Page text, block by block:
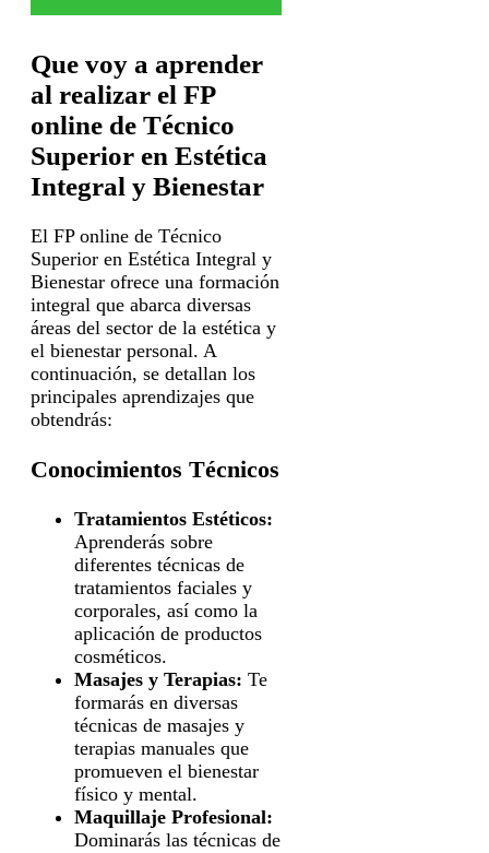
Que voy a aprender
al realizar el FP
online de Técnico
Superior en Estética
Integral y Bienestar
El FP online de Técnico
Superior en Estética Integral y
Bienestar ofrece una formación
integral que abarca diversas
áreas del sector de la estética y
el bienestar personal. A
continuación, se detallan los
principales aprendizajes que
obtendrás:
Conocimientos Técnicos
Tratamientos Estéticos:
Aprenderás sobre
diferentes técnicas de
tratamientos faciales y
corporales, así como la
aplicación de productos
cosméticos.
Masajes y Terapias: Te
formarás en diversas
técnicas de masajes y
terapias manuales que
promueven el bienestar
físico y mental.
Maquillaje Profesional:
Dominarás las técnicas de